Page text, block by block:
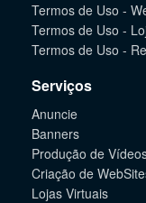
Termos de Uso -
Termos de Uso -
Termos de Uso -
Serviços
Anuncie
Banners
Produção de
Criação de
Lojas Virtuais